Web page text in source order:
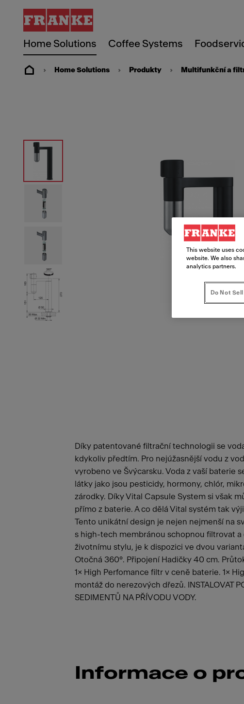
Home Solutions Coffee Systems
Home Solutions Produkty Multifunkční a
Díky patentované filtrační technologii se
kdykoliv předtím. Pro nejúžasnější vodu z
vyrobeno ve Švýcarsku. Voda z vaší baterie
látky jako jsou pesticidy, hormony, chlór,
zárodky. Díky Vital Capsule System si však
přímo z baterie. A co dělá Vital systém tak
Tento unikátní design je nejen nejmenší na
s high-tech membránou schopnou filtrovat
životnímu stylu, je k dispozici ve dvou
Otočná 360°. Připojení Hadičky 40 cm.
1× High Perfomance filtr v ceně baterie. 1×
montáž do nerezových dřezů. INSTALOVAT
SEDIMENTŮ NA PŘÍVODU VODY.
Informace o
This website uses
website. We also
analytics partners.
Do Not